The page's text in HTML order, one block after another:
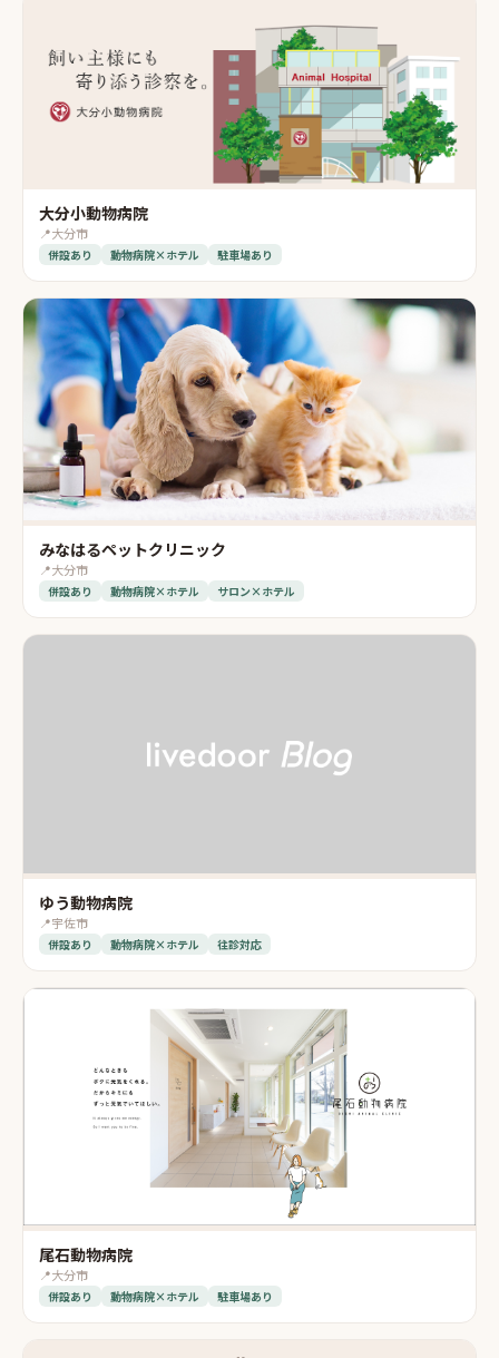
大分小動物病院
📍大分市
併設あり 動物病院×ホテル 駐車場あり
みなはるペットクリニック
📍大分市
併設あり 動物病院×ホテル サロン×ホテル
ゆう動物病院
📍宇佐市
併設あり 動物病院×ホテル 往診対応
尾石動物病院
📍大分市
併設あり 動物病院×ホテル 駐車場あり